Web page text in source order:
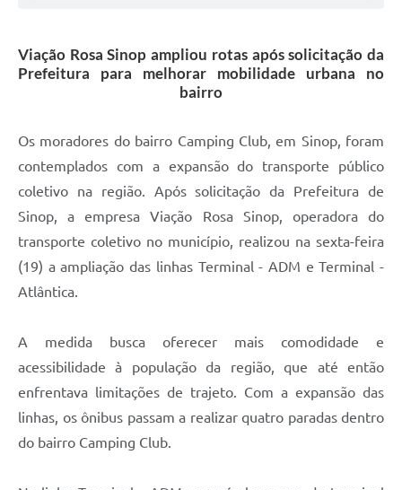
Viação Rosa Sinop ampliou rotas após solicitação da
Prefeitura para melhorar mobilidade urbana no
bairro
Os moradores do bairro Camping Club, em Sinop, foram
contemplados com a expansão do transporte público
coletivo na região. Após solicitação da Prefeitura de
Sinop, a empresa Viação Rosa Sinop, operadora do
transporte coletivo no município, realizou na sexta-feira
(19) a ampliação das linhas Terminal - ADM e Terminal -
Atlântica.
A medida busca oferecer mais comodidade e
acessibilidade à população da região, que até então
enfrentava limitações de trajeto. Com a expansão das
linhas, os ônibus passam a realizar quatro paradas dentro
do bairro Camping Club.